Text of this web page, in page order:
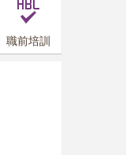
職前培訓